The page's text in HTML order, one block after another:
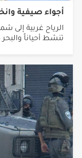
أجواء صيفية
الرياح غربية إلى
تنشط أحياناً